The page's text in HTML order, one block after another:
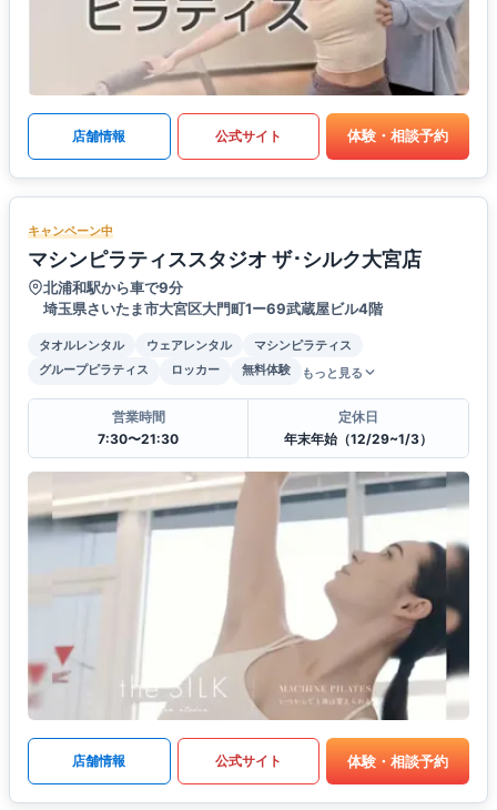
店舗情報 公式サイト 体験・相談予約
キャンペーン中
マシンピラティススタジオ ザ･シルク大宮店
北浦和駅から車で9分
埼玉県さいたま市大宮区大門町1ー69武蔵屋ビル4階
タオルレンタル ウェアレンタル
マシンピラティス
グループピラティス
ロッカー 無料体験 もっと見る
営業時間
7:30〜21:30
定休日
年末年始（12/29~1/3）
店舗情報 公式サイト 体験・相談予約